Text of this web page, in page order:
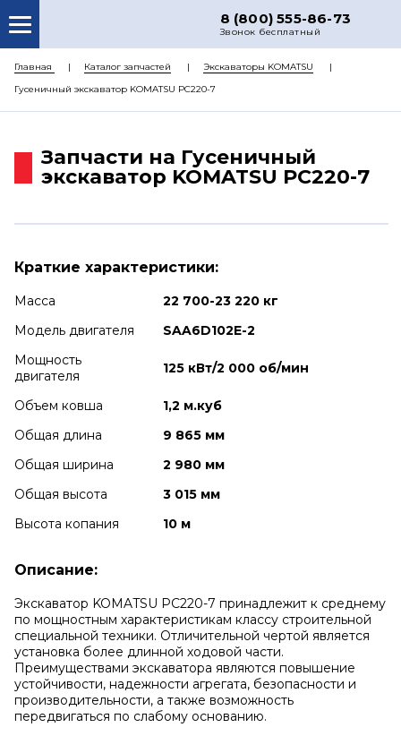
8 (800) 555-86-73
Звонок бесплатный
О НАС
КАТАЛОГ ЗАПЧАСТЕЙ
ДОСТАВКА
Главная Каталог запчастей
Экскаваторы KOMATSU
Гусеничный экскаватор KOMATSU PC220-7
Запчасти на Гусеничный
экскаватор KOMATSU PC220-7
Краткие характеристики:
Масса
22 700-23 220 кг
Модель двигателя
SAA6D102E-2
Мощность
двигателя
125 кВт/2 000 об/мин
Объем ковша
1,2 м.куб
Общая длина
9 865 мм
Общая ширина
2 980 мм
Общая высота
3 015 мм
Высота копания
10 м
Описание:
Экскаватор KOMATSU PC220-7 принадлежит к среднему
по мощностным характеристикам классу строительной
специальной техники. Отличительной чертой является
установка более длинной ходовой части.
Преимуществами экскаватора являются повышение
устойчивости, надежности агрегата, безопасности и
производительности, а также возможность
передвигаться по слабому основанию.